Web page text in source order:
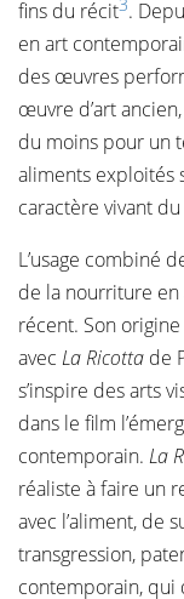
fins du récit3.
en art
des œuvres
œuvre d’art
du moins pour un
aliments exploités
caractère vivant
L’usage combiné
de la nourriture
récent. Son
avec La Ricotta de
s’inspire des arts
dans le film
contemporain. La
réaliste à faire un
avec l’aliment, de
transgression,
contemporain, qui